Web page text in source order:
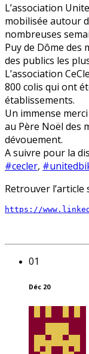
L’association
mobilisée autour
nombreuses
Puy de Dôme des
des publics les
L’association
800 colis qui ont
établissements.
Un immense
au Père Noël des
dévouement.
A suivre pour la
#cecler,
Retrouver l’article
https://
01
Déc 20